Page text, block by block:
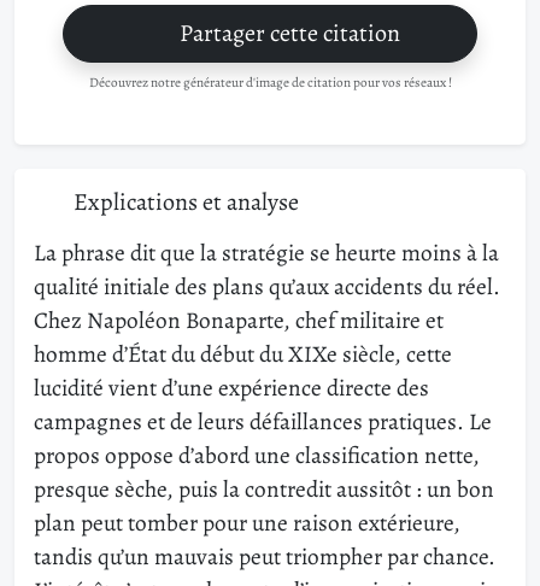
Partager cette citation
Découvrez notre générateur d'image de citation pour vos réseaux !
Explications et analyse
La phrase dit que la stratégie se heurte moins à la
qualité initiale des plans qu’aux accidents du réel.
Chez Napoléon Bonaparte, chef militaire et
homme d’État du début du XIXe siècle, cette
lucidité vient d’une expérience directe des
campagnes et de leurs défaillances pratiques. Le
propos oppose d’abord une classification nette,
presque sèche, puis la contredit aussitôt : un bon
plan peut tomber pour une raison extérieure,
tandis qu’un mauvais peut triompher par chance.